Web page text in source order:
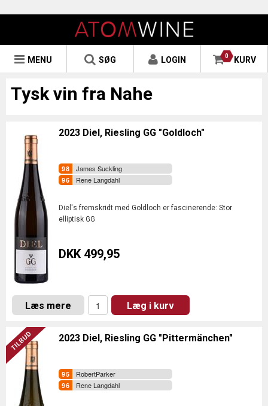
0 KURV
LOGIN
SØG
MENU
Tysk vin fra Nahe
2023 Diel, Riesling GG "Goldloch"
James Suckling
Rene Langdahl
Diel's fremskridt med Goldloch er fascinerende: Stor
elliptisk GG
DKK 499,95
Læs mere Læg i kurv
2023 Diel, Riesling GG "Pittermänchen"
RobertParker
Rene Langdahl